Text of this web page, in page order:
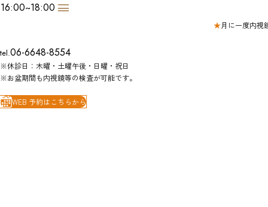
16:00~18:00
★月に一度内視
tel.06-6648-8554
※休診日：木曜・土曜午後・日曜・祝日
※お盆期間も内視鏡等の検査が可能です。
WEB 予約はこちらから